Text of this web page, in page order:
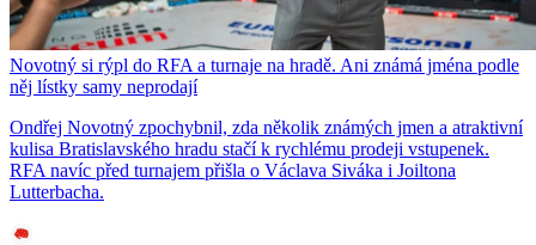
Novotný si rýpl do RFA a turnaje na hradě. Ani známá jména podle
něj lístky samy neprodají
Ondřej Novotný zpochybnil, zda několik známých jmen a atraktivní
kulisa Bratislavského hradu stačí k rychlému prodeji vstupenek.
RFA navíc před turnajem přišla o Václava Siváka i Joiltona
Lutterbacha.